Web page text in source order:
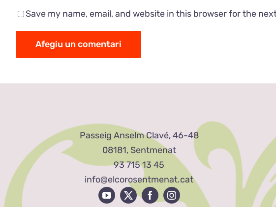
Save my name, email, and website in this browser for the
Passeig Anselm Clavé, 46-48
08181, Sentmenat
93 715 13 45
info@elcorosentmenat.cat